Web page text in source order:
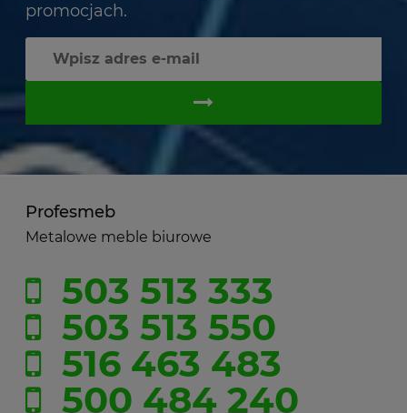
promocjach.
Profesmeb
Metalowe meble biurowe
503 513 333
503 513 550
516 463 483
500 484 240